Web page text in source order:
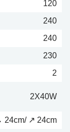
120
240
240
230
2
2X40W
24cm/ ↗ 24cm